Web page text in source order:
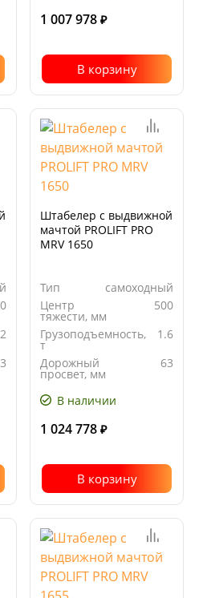
1 007 978 ₽
В корзину
2
Штабелер с выдвижной
мачтой PROLIFT PRO
MRV 1650
Тип
самоходный
Центр
тяжести, мм
500
Грузоподъемность,
т
1.6
Дорожный
просвет, мм
63
В наличии
1 024 778 ₽
В корзину